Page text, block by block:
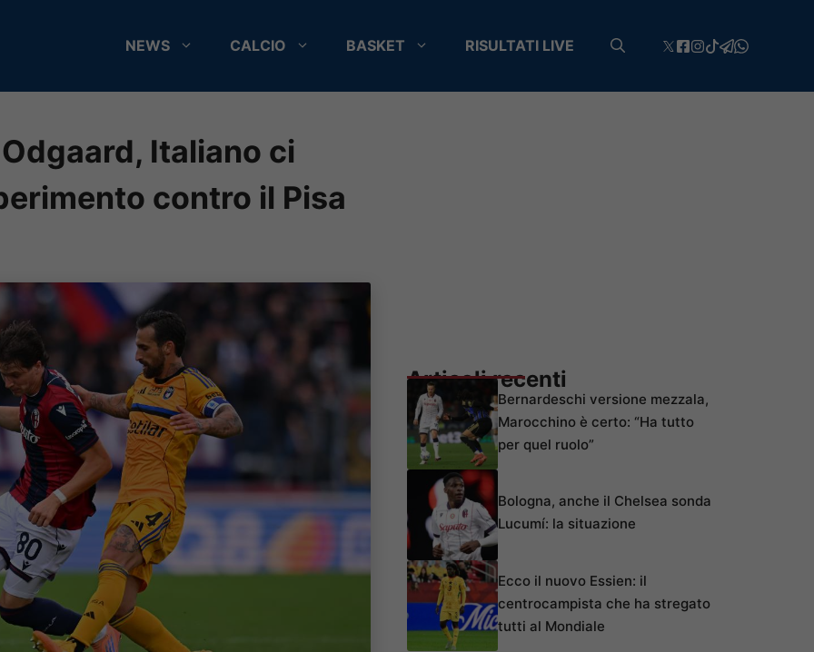
NEWS CALCIO BASKET RISULTATI LIVE
Italiano ci
contro il Pisa
Articoli recenti
Bernardeschi versione mezzala,
Marocchino è certo: “Ha tutto
per quel ruolo”
Bologna, anche il Chelsea sonda
Lucumí: la situazione
Ecco il nuovo Essien: il
centrocampista che ha stregato
tutti al Mondiale